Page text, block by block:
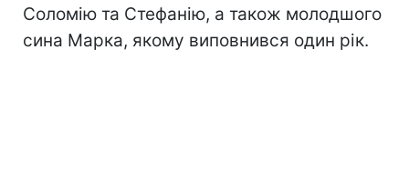
Соломію та Стефанію, а також молодшого
сина Марка, якому виповнився один рік.